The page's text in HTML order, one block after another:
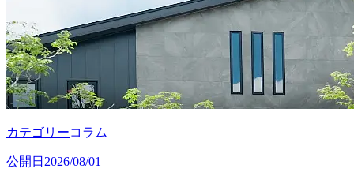
カテゴリーコラム
公開日 2026/08/01